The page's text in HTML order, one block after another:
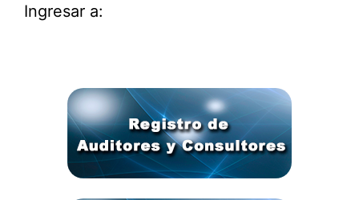
Ingresar a: